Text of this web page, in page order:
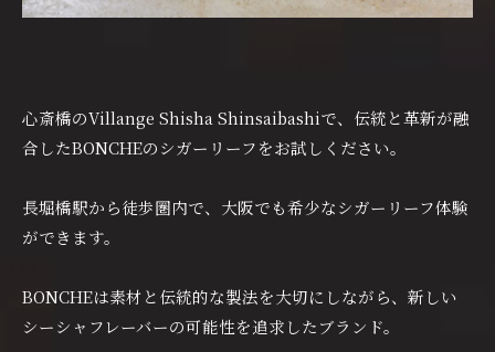
心斎橋のVillange Shisha Shinsaibashiで、伝統と革新が融
合したBONCHEのシガーリーフをお試しください。
長堀橋駅から徒歩圏内で、大阪でも希少なシガーリーフ体験
ができます。
BONCHEは素材と伝統的な製法を大切にしながら、新しい
シーシャフレーバーの可能性を追求したブランド。